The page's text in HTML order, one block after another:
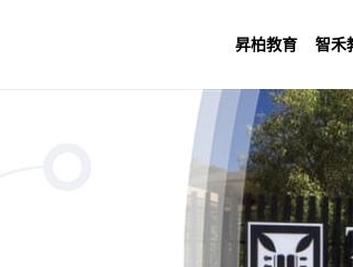
昇柏教育 智禾
Writing and